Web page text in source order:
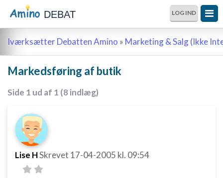
DEBAT LOG IND
Iværksætter Debatten Amino » Marketing & Salg (Ikke
Markedsføring af butik
Side 1 ud af 1 (8 indlæg)
Lise HSkrevet 17-04-2005 kl. 09:54